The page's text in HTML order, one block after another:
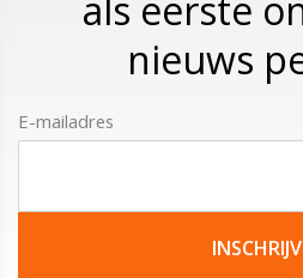
als eerste
nieuws
E-mailadres